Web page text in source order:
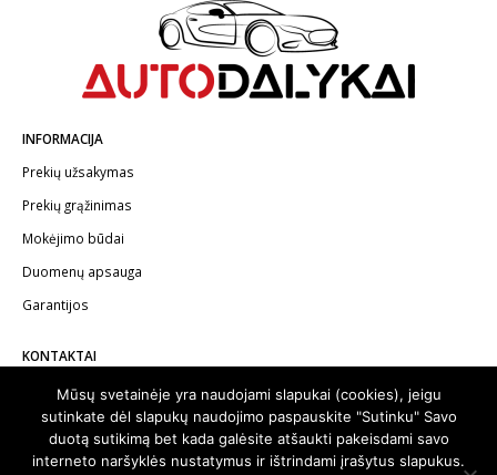
INFORMACIJA
Prekių užsakymas
Prekių grąžinimas
Mokėjimo būdai
Duomenų apsauga
Garantijos
KONTAKTAI
Telefonas:+370 602 62622
El.paštas: info@autodalykai.lt
Mūsų svetainėje yra naudojami slapukai (cookies), jeigu
sutinkate dėl slapukų naudojimo paspauskite "Sutinku" Savo
duotą sutikimą bet kada galėsite atšaukti pakeisdami savo
interneto naršyklės nustatymus ir ištrindami įrašytus slapukus.